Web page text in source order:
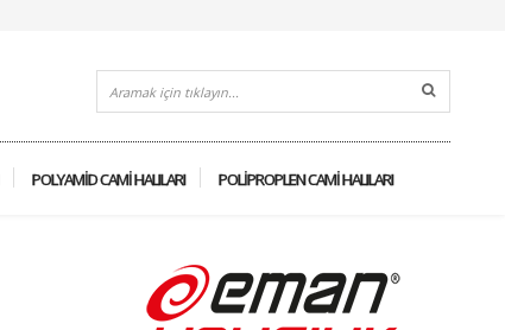
POLYAMID CAMI HALILARI POLIPROPLEN CAMI HALILARI